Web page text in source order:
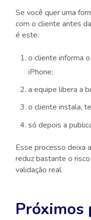
Se você quer uma
com o cliente antes
é este:
o cliente informa
iPhone;
a equipe libera a
o cliente instala,
só depois a
Esse processo deixa
reduz bastante o
validação real.
Próximos